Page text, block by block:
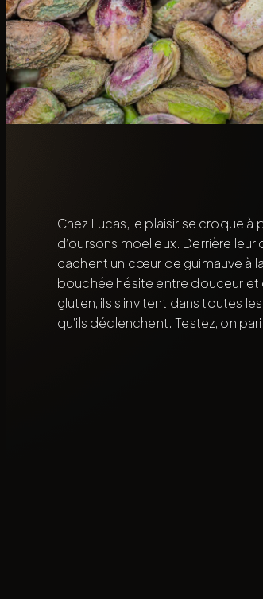
Chez Lucas, le plaisir se croque
d’oursons moelleux. Derrière
cachent un cœur de guimauve à
bouchée hésite entre douceur et
gluten, ils s’invitent dans toutes
qu’ils déclenchent. Testez, on